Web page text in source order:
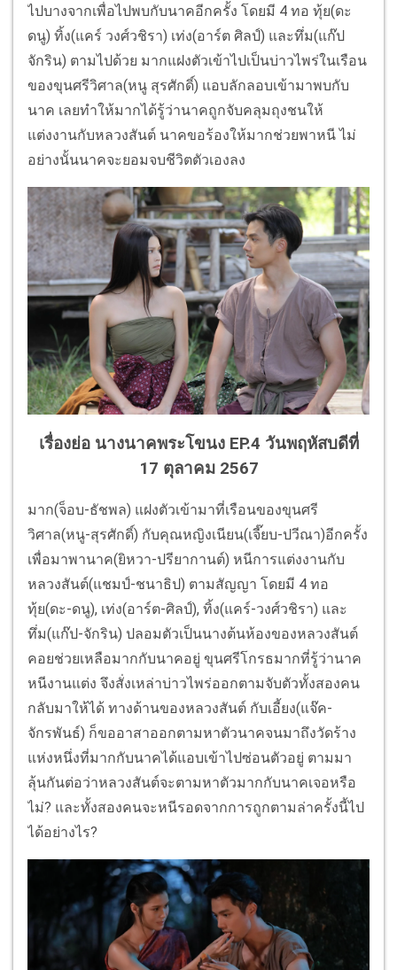
ไปบางจากเพื่อไปพบกับนาคอีกครั้ง โดยมี 4 ทอ ทุ้ย(ดะ
ดนู) ทิ้ง(แคร์ วงศ์วชิรา) เท่ง(อาร์ต ศิลป์) และทึ่ม(แก๊ป
จักริน) ตามไปด้วย มากแฝงตัวเข้าไปเป็นบ่าวไพร่ในเรือน
ของขุนศรีวิศาล(หนู สุรศักดิ์) แอบลักลอบเข้ามาพบกับ
นาค เลยทำให้มากได้รู้ว่านาคถูกจับคลุมถุงชนให้
แต่งงานกับหลวงสันต์ นาคขอร้องให้มากช่วยพาหนี ไม่
อย่างนั้นนาคจะยอมจบชีวิตตัวเองลง
เรื่องย่อ นางนาคพระโขนง EP.4 วันพฤหัสบดีที่
17 ตุลาคม 2567
มาก(จ็อบ-ธัชพล) แฝงตัวเข้ามาที่เรือนของขุนศรี
วิศาล(หนู-สุรศักดิ์) กับคุณหญิงเนียน(เจี๊ยบ-ปวีณา)อีกครั้ง
เพื่อมาพานาค(ยิหวา-ปรียากานต์) หนีการแต่งงานกับ
หลวงสันต์(แชมป์-ชนาธิป) ตามสัญญา โดยมี 4 ทอ
ทุ้ย(ดะ-ดนู), เท่ง(อาร์ต-ศิลป์), ทิ้ง(แคร์-วงศ์วชิรา) และ
ทึ่ม(แก๊ป-จักริน) ปลอมตัวเป็นนางต้นห้องของหลวงสันต์
คอยช่วยเหลือมากกับนาคอยู่ ขุนศรีโกรธมากที่รู้ว่านาค
หนีงานแต่ง จึงสั่งเหล่าบ่าวไพร่ออกตามจับตัวทั้งสองคน
กลับมาให้ได้ ทางด้านของหลวงสันต์ กับเอี้ยง(แจ๊ค-
จักรพันธ์) ก็ขออาสาออกตามหาตัวนาคจนมาถึงวัดร้าง
แห่งหนึ่งที่มากกับนาคได้แอบเข้าไปซ่อนตัวอยู่ ตามมา
ลุ้นกันต่อว่าหลวงสันต์จะตามหาตัวมากกับนาคเจอหรือ
ไม่? และทั้งสองคนจะหนีรอดจากการถูกตามล่าครั้งนี้ไป
ได้อย่างไร?